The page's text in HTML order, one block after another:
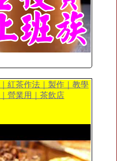
紅茶作法｜製作｜教學
營業用｜茶飲店